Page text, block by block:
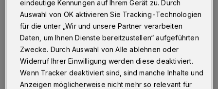
Wuppertal·Am Mittwoch (11. Januar 2023) um
12:06 Uhr hat die Stadt Wuppertal insgesamt 778
Personen gemeldet, die aktuell mit dem Corona-Virus
der Neuinfektionen in den vergangenen sieben Tagen
bei 770.
eindeutige Kennungen auf Ihrem Gerät zu. Durch
Auswahl von OK aktivieren Sie Tracking-Technologien
für die unter „Wir und unsere Partner verarbeiten
Daten, um Ihnen Dienste bereitzustellen“ aufgeführten
Zwecke. Durch Auswahl von Alle ablehnen oder
Widerruf Ihrer Einwilligung werden diese deaktiviert.
Wenn Tracker deaktiviert sind, sind manche Inhalte und
Anzeigen möglicherweise nicht mehr so relevant für